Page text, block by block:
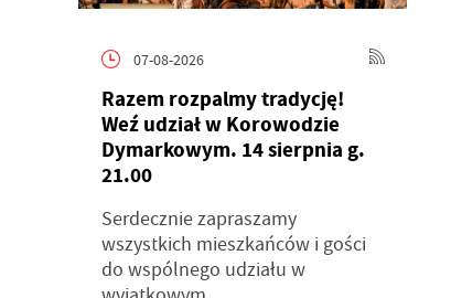
07-08-2026
Razem rozpalmy tradycję!
Weź udział w Korowodzie
Dymarkowym. 14 sierpnia g.
21.00
Serdecznie zapraszamy
wszystkich mieszkańców i gości
do wspólnego udziału w